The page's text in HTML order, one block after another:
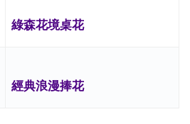
綠森花境桌花
經典浪漫捧花